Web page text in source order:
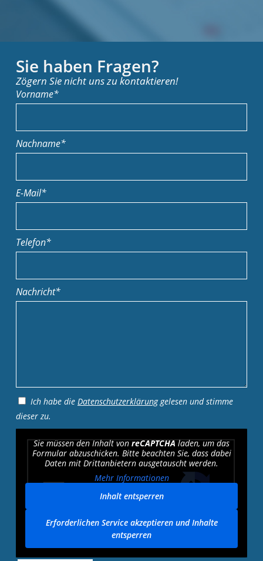
Sie haben Fragen?
Zögern Sie nicht uns zu kontaktieren!
Vorname*
Nachname*
E-Mail*
Telefon*
Nachricht*
Ich habe die Datenschutzerklärunggelesen und stimme
dieser zu.
Sie müssen den Inhalt vonreCAPTCHAladen, um das
Formular abzuschicken. Bitte beachten Sie, dass dabei
Daten mit Drittanbietern ausgetauscht werden.
Mehr Informationen
Inhalt entsperren
Erforderlichen Service akzeptieren und Inhalte
entsperren